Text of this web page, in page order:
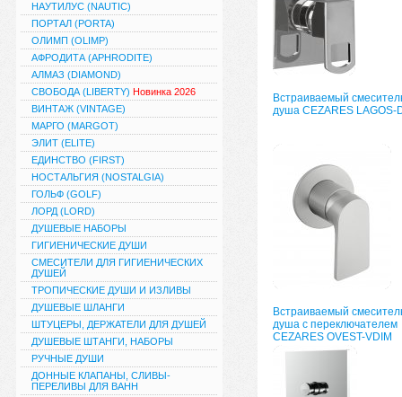
НАУТИЛУС (NAUTIC)
ПОРТАЛ (PORTA)
ОЛИМП (OLIMP)
АФРОДИТА (APHRODITE)
АЛМАЗ (DIAMOND)
СВОБОДА (LIBERTY) Новинка 2026
ВИНТАЖ (VINTAGE)
МАРГО (MARGOT)
ЭЛИТ (ELITE)
ЕДИНСТВО (FIRST)
НОСТАЛЬГИЯ (NOSTALGIA)
ГОЛЬФ (GOLF)
ЛОРД (LORD)
ДУШЕВЫЕ НАБОРЫ
ГИГИЕНИЧЕСКИЕ ДУШИ
СМЕСИТЕЛИ ДЛЯ ГИГИЕНИЧЕСКИХ
ДУШЕЙ
ТРОПИЧЕСКИЕ ДУШИ И ИЗЛИВЫ
ДУШЕВЫЕ ШЛАНГИ
ШТУЦЕРЫ, ДЕРЖАТЕЛИ ДЛЯ ДУШЕЙ
ДУШЕВЫЕ ШТАНГИ, НАБОРЫ
РУЧНЫЕ ДУШИ
ДОННЫЕ КЛАПАНЫ, СЛИВЫ-
ПЕРЕЛИВЫ ДЛЯ ВАНН
Встраиваемый
душа CEZARES LAGOS-
Встраиваемый
душа с переключателем
CEZARES OVEST-VDIM